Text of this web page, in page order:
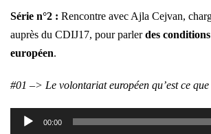
Série n°2 : Rencontre avec Ajla Cejvan,
auprès du CDIJ17, pour parlerdes
européen.
#01 –> Le volontariat européen qu’est ce que
Lecteur
audio
00:00